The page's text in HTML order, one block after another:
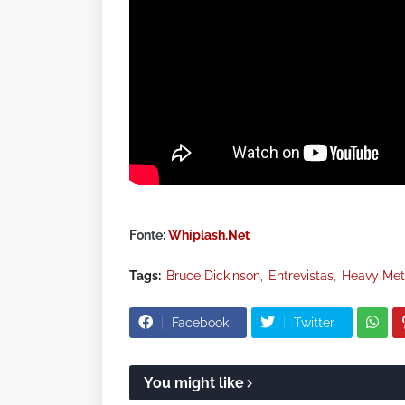
Fonte:Whiplash.Net
Tags: Bruce Dickinson Entrevistas Heavy
Facebook Twitter
You might like